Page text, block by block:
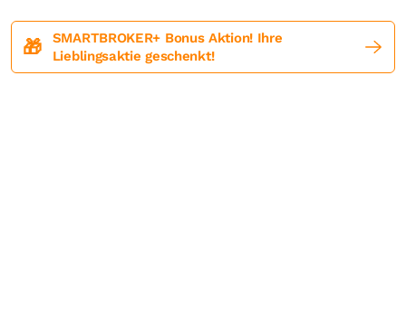
🎁
SMARTBROKER+ Bonus Aktion! Ihre
Lieblingsaktie geschenkt!